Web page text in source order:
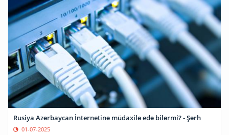
Rusiya Azərbaycan İnternetinə müdaxilə edə bilərmi? - Şərh
01-07-2025